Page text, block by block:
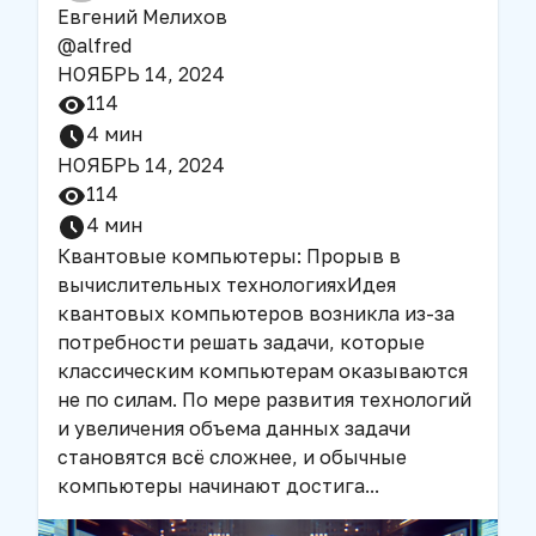
Евгений Мелихов
@alfred
НОЯБРЬ 14, 2024
114
4 мин
НОЯБРЬ 14, 2024
114
4 мин
Квантовые компьютеры: Прорыв в
вычислительных технологияхИдея
квантовых компьютеров возникла из-за
потребности решать задачи, которые
классическим компьютерам оказываются
не по силам. По мере развития технологий
и увеличения объема данных задачи
становятся всё сложнее, и обычные
компьютеры начинают достига...